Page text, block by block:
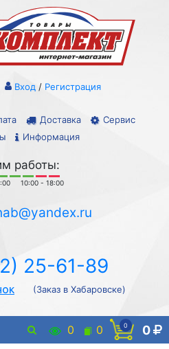
Доставка
Сервис
Информация
Вход / Регистрация
работы:
10:00 - 18:00
25-61-89
(Заказ в Хабаровске)
0 0 0 0